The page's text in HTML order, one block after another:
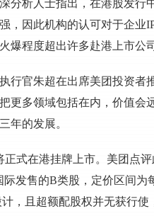
分析人士指出，在港股发行
，因此机构的认可对于企业
爆程度超出许多赴港上市公司
行官朱超在出席美团投资者
更多领域包括在内，价值会
年的发展。
正式在港挂牌上市。美团点
际发售的B类股，定价区间
，且超额配股权并无获行